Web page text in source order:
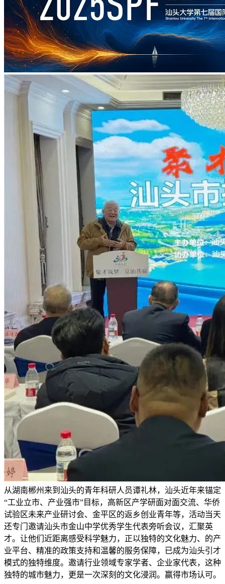
从湖南郴州来到汕头的青年科研人员谭礼林，汕头近年来锚定
“工业立市、产业强市”目标，高新区产学研面对面交流、华侨
试验区未来产业研讨会、金平区的返乡创业青年等，活动当天
还专门邀请汕头市金山中学优秀学生代表旁听会议，汇聚英
才。让他们近距离感受科学魅力，正以独特的文化魅力、的产
业平台、精准的政策支持和温馨的服务保障，已成为汕头引才
模式的独特维度。邀请行业领域专家学者、企业家代表，这种
独特的城市魅力，更是一次深刻的文化浸润。赢得市场认可。